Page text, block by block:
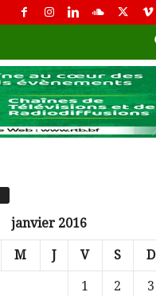
janvier 2016
M J V S D
1 2
3